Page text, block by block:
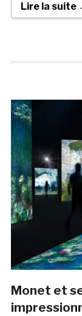
Lire la suite
Monet et